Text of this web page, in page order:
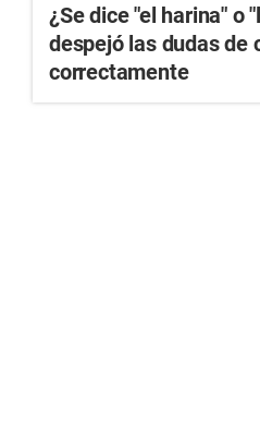
¿Se dice "el harina" o
despejó las dudas de
correctamente